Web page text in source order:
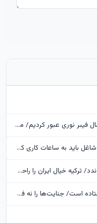
مدیرعامل مخابرات: از ۱.۸۵ میلیون اتصال فیبر نوری عبور کردیم/ مخابرات «معدن طلایی» است که ظرفیت‌های آن در حال استخراج است
شیوع «کم‌کاری اجباری» در ایران/ افراد شاغل باید به ساعات کاری کمتر و دستمزد کمتر رضایت دهند
یک کشور دیگر به «توافق مکه» می پیوندد/ ترکیه خیال ایران را راحت کرد
عراقچی:ایران بر عهد مقاومت خود ایستاده است/ جنایت‌ها را نه فراموش می‌کنیم نه می‌بخشیم